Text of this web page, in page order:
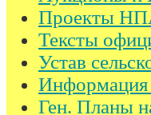
Проекты
Тексты
Устав
Информация
Ген. Планы